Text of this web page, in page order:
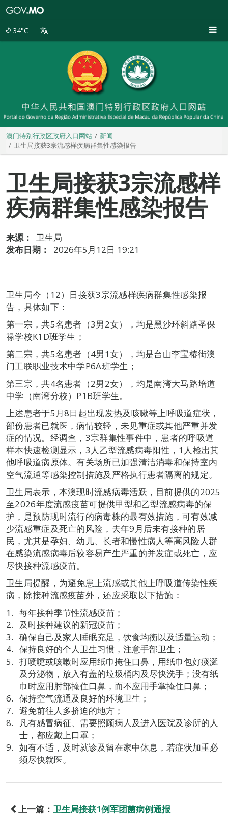
34°C
澳门特别行政区政府入口网站
新闻
卫生局接获3宗流感样疾病群集性感染报告
卫生局接获3宗流感样
疾病群集性感染报告
来源：
卫生局
发布日期：
2026年5月12日 19:21
卫生局今（12）日接获3宗流感样疾病群集性感染报
告，具体如下：
第一宗，共5名患者（3男2女），均是黑沙环斜路圣保
禄学校K1D班学生；
第二宗，共5名患者（4男1女），均是台山李宝椿街澳
门工联职业技术中学P6A班学生；
第三宗，共4名患者（2男2女），均是南湾大马路培道
中学（南湾分校）P1B班学生。
上述患者于5月8日起出现发热及咳嗽等上呼吸道症状，
部份患者已就医，病情较轻，未见重症或其他严重并发
症的情况。经调查，3宗群集性事件中，患者的呼吸道
样本快速检测显示，3人乙型流感病毒阳性，1人检出其
他呼吸道病原体。有关场所已加强清洁消毒和保持室内
空气流通等感染控制措施及严格执行患者隔离的规定。
卫生局表示，本澳现时流感病毒活跃，目前提供的2025
至2026年度流感疫苗可提供甲型和乙型流感病毒的保
护，是预防现时流行的病毒株的最有效措施，可有效减
少流感重症及死亡的风险，去年9月后未有接种的居
民，尤其是孕妇、幼儿、长者和慢性病人等高风险人群
在感染流感病毒后较容易产生严重的并发症或死亡，应
尽快接种流感疫苗。
卫生局提醒，为避免患上流感或其他上呼吸道传染性疾
病，除接种流感疫苗外，还应采取以下措施：
每年接种季节性流感疫苗；
及时接种建议的新冠疫苗；
确保自己及家人睡眠充足，饮食均衡以及适量运动；
保持良好的个人卫生习惯，注意手部卫生；
打喷嚏或咳嗽时应用纸巾掩住口鼻，用纸巾包好痰涎
及分泌物，放入有盖的垃圾桶内及尽快洗手；没有纸
巾时应用肘部掩住口鼻，而不应用手掌掩住口鼻；
保持空气流通及良好的环境卫生；
避免前往人多挤迫的地方；
凡有感冒病征、需要照顾病人及进入医院及诊所的人
士，都应戴上口罩；
如有不适，及时就诊及留在家中休息，若症状加重必
须尽快就医。
上一篇： 卫生局接获1例军团菌病例通报